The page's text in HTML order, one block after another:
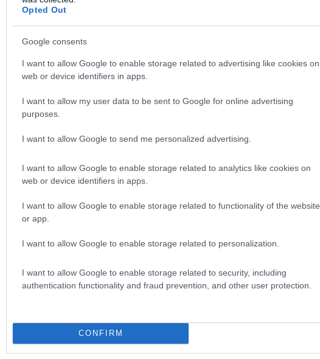
Opted Out
Google consents
I want to allow Google to enable storage related to advertising like cookies on
web or device identifiers in apps.
I want to allow my user data to be sent to Google for online advertising
purposes.
I want to allow Google to send me personalized advertising.
I want to allow Google to enable storage related to analytics like cookies on
web or device identifiers in apps.
I want to allow Google to enable storage related to functionality of the website
or app.
I want to allow Google to enable storage related to personalization.
I want to allow Google to enable storage related to security, including
authentication functionality and fraud prevention, and other user protection.
CONFIRM
Ukrainā 2022.gada februārī Eiropas Savienība ir
Kremļa aktīvus 17 miljardu eiro vērtībā, un sankciju
Centrālās bankas ārvalstu valūtas rezerves 300
iesaldēti Krievijas aktīvi dažu desmitu miljonu eiro
Eiropas Komisijai
kas palīdzētu izmantot